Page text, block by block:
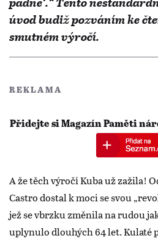
úvod budiž pozváním ke
smutném výročí.
REKLAMA
Přidejte si Magazín Paměti
A že těch výročí Kuba už zažila!
Castro dostal k moci se svou
jež se vbrzku změnila na rudou
uplynulo dlouhých 64 let. Kulaté